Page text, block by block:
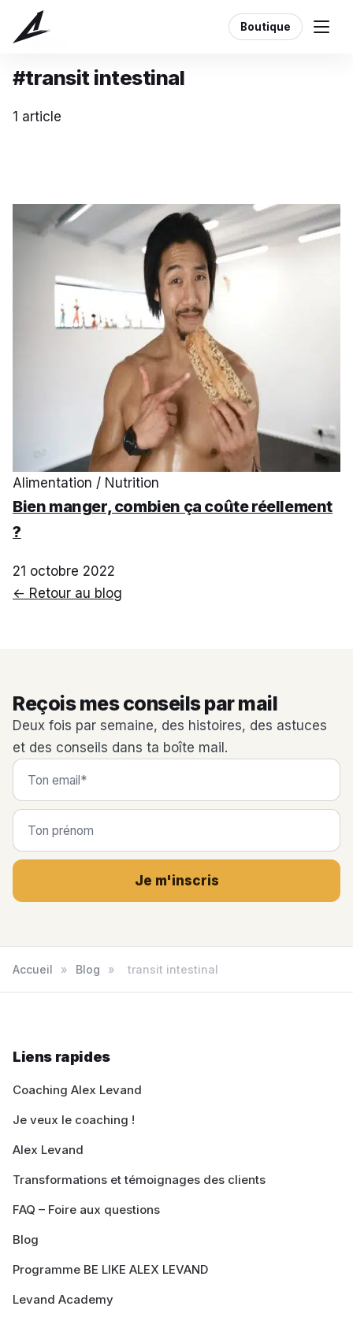
Boutique
Étiquette
#transit intestinal
1 article
Alimentation / Nutrition
Bien manger, combien ça coûte réellement
?
21 octobre 2022
← Retour au blog
Reçois mes conseils par mail
Deux fois par semaine, des histoires, des astuces
et des conseils dans ta boîte mail.
Je m'inscris
Accueil » Blog » transit intestinal
Liens rapides
Coaching Alex Levand
Je veux le coaching !
Alex Levand
Transformations et témoignages des clients
FAQ – Foire aux questions
Blog
Programme BE LIKE ALEX LEVAND
Levand Academy